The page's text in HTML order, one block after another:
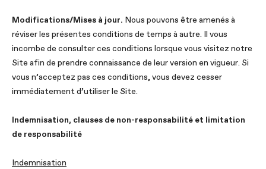
Modifications/Mises à jour. Nous pouvons être amenés à
réviser les présentes conditions de temps à autre. Il vous
incombe de consulter ces conditions lorsque vous visitez notre
Site afin de prendre connaissance de leur version en vigueur. Si
vous n’acceptez pas ces conditions, vous devez cesser
immédiatement d’utiliser le Site.
Indemnisation, clauses de non-responsabilité et limitation
de responsabilité
Indemnisation